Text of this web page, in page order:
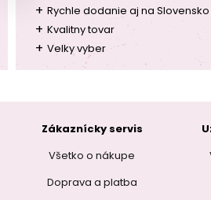
+ Rychle dodanie aj na Slovensko
+ Kvalitny tovar
+ Velky vyber
Zákaznícky servis
Všetko o nákupe
Doprava a platba